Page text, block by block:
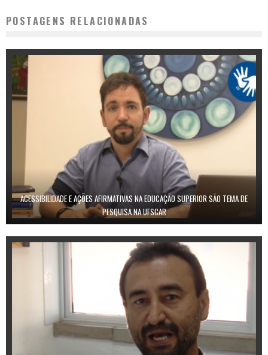
POSTAGENS RELACIONADAS
ACESSIBILIDADE E AÇÕES AFIRMATIVAS NA EDUCAÇÃO SUPERIOR SÃO TEMA DE
PESQUISA NA UFSCAR